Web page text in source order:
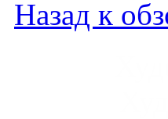
Назад к